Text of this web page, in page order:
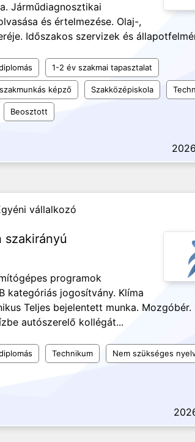
Járműdiagnosztikai
és értelmezése. Olaj-,
Időszakos szervizek és
1-2 év szakmai tapasztalat
képző Szakközépiskola
Beosztott
vállalkozó
szakirányú
programok
kategóriás jogosítvány. Klíma
Teljes bejelentett munka. Mozgóbér.
autószerelő kollégát...
Technikum Nem szükséges